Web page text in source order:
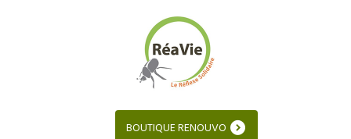
BOUTIQUE RENOUVO